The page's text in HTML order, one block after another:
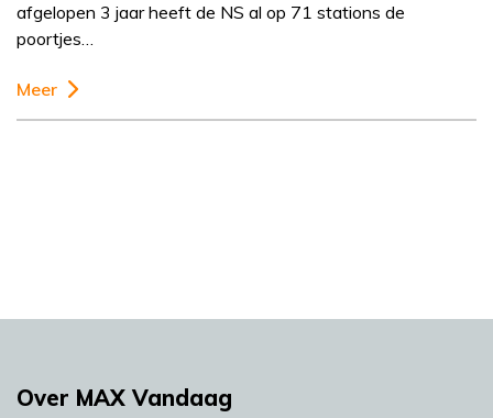
afgelopen 3 jaar heeft de NS al op 71 stations de
poortjes…
Meer
Over MAX Vandaag